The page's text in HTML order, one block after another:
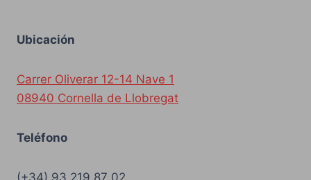
Ubicación
Carrer Oliverar 12-14 Nave 1
08940 Cornella de Llobregat
Teléfono
(+34) 93 219 87 02